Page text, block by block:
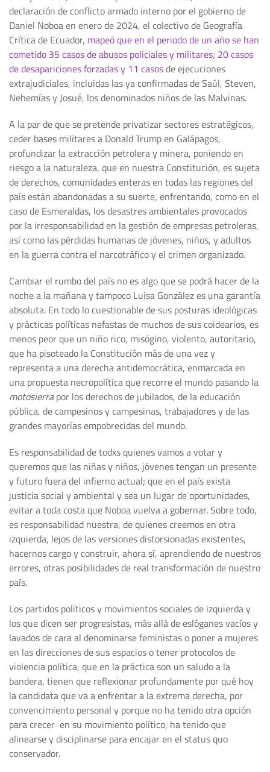
declaración de conflicto armado interno por el gobierno de
Daniel Noboa en enero de 2024, el colectivo de Geografía
Crítica de Ecuador, mapeó que en el periodo de un año se han
cometido 35 casos de abusos policiales y militares; 20 casos
de desapariciones forzadas y 11 casosde ejecuciones
extrajudiciales, incluidas las ya confirmadas de Saúl, Steven,
Nehemías y Josué, los denominados niños de las Malvinas.
A la par de que se pretende privatizar sectores estratégicos,
ceder bases militares a Donald Trump en Galápagos,
profundizar la extracción petrolera y minera, poniendo en
riesgo a la naturaleza, que en nuestra Constitución, es sujeta
de derechos, comunidades enteras en todas las regiones del
país están abandonadas a su suerte, enfrentando, como en el
caso de Esmeraldas, los desastres ambientales provocados
por la irresponsabilidad en la gestión de empresas petroleras,
así como las pérdidas humanas de jóvenes, niños, y adultos
en la guerra contra el narcotráfico y el crimen organizado.
Cambiar el rumbo del país no es algo que se podrá hacer de la
noche a la mañana y tampoco Luisa González es una garantía
absoluta. En todo lo cuestionable de sus posturas ideológicas
y prácticas políticas nefastas de muchos de sus coidearios, es
menos peor que un niño rico, misógino, violento, autoritario,
que ha pisoteado la Constitución más de una vez y
representa a una derecha antidemocrática, enmarcada en
una propuesta necropolítica que recorre el mundo pasando la
motosierrapor los derechos de jubilados, de la educación
pública, de campesinos y campesinas, trabajadores y de las
grandes mayorías empobrecidas del mundo.
Es responsabilidad de todxs quienes vamos a votar y
queremos que las niñas y niños, jóvenes tengan un presente
y futuro fuera del infierno actual; que en el país exista
justicia social y ambiental y sea un lugar de oportunidades,
evitar a toda costa que Noboa vuelva a gobernar. Sobre todo,
es responsabilidad nuestra, de quienes creemos en otra
izquierda, lejos de las versiones distorsionadas existentes,
hacernos cargo y construir, ahora sí, aprendiendo de nuestros
errores, otras posibilidades de real transformación de nuestro
país.
Los partidos políticos y movimientos sociales de izquierda y
los que dicen ser progresistas, más allá de eslóganes vacíos y
lavados de cara al denominarse feministas o poner a mujeres
en las direcciones de sus espacios o tener protocolos de
violencia política, que en la práctica son un saludo a la
bandera, tienen que reflexionar profundamente por qué hoy
la candidata que va a enfrentar a la extrema derecha, por
convencimiento personal y porque no ha tenido otra opción
para crecer en su movimiento político, ha tenido que
alinearse y disciplinarse para encajar en el status quo
conservador.